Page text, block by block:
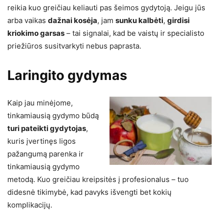
reikia kuo greičiau keliauti pas šeimos gydytoją. Jeigu jūs
arba vaikas dažnai kosėja, jam sunku kalbėti, girdisi
kriokimo garsas – tai signalai, kad be vaistų ir specialisto
priežiūros susitvarkyti nebus paprasta.
Laringito gydymas
Kaip jau minėjome,
tinkamiausią gydymo būdą
turi pateikti gydytojas,
kuris įvertinęs ligos
pažangumą parenka ir
tinkamiausią gydymo
metodą. Kuo greičiau kreipsitės į profesionalus – tuo
didesnė tikimybė, kad pavyks išvengti bet kokių
komplikacijų.